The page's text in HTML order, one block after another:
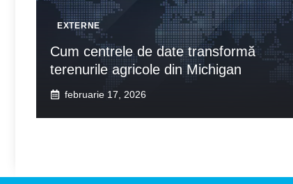
EXTERNE
Cum centrele de date transformă
terenurile agricole din Michigan
februarie 17, 2026